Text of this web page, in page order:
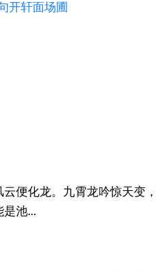
开轩面场圃
便化龙。九霄龙吟惊天变
池...